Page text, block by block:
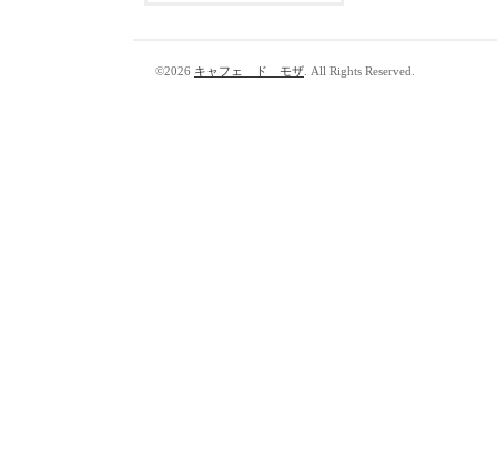
©2026 キャフェ ド モザ . All Rights Reserved.